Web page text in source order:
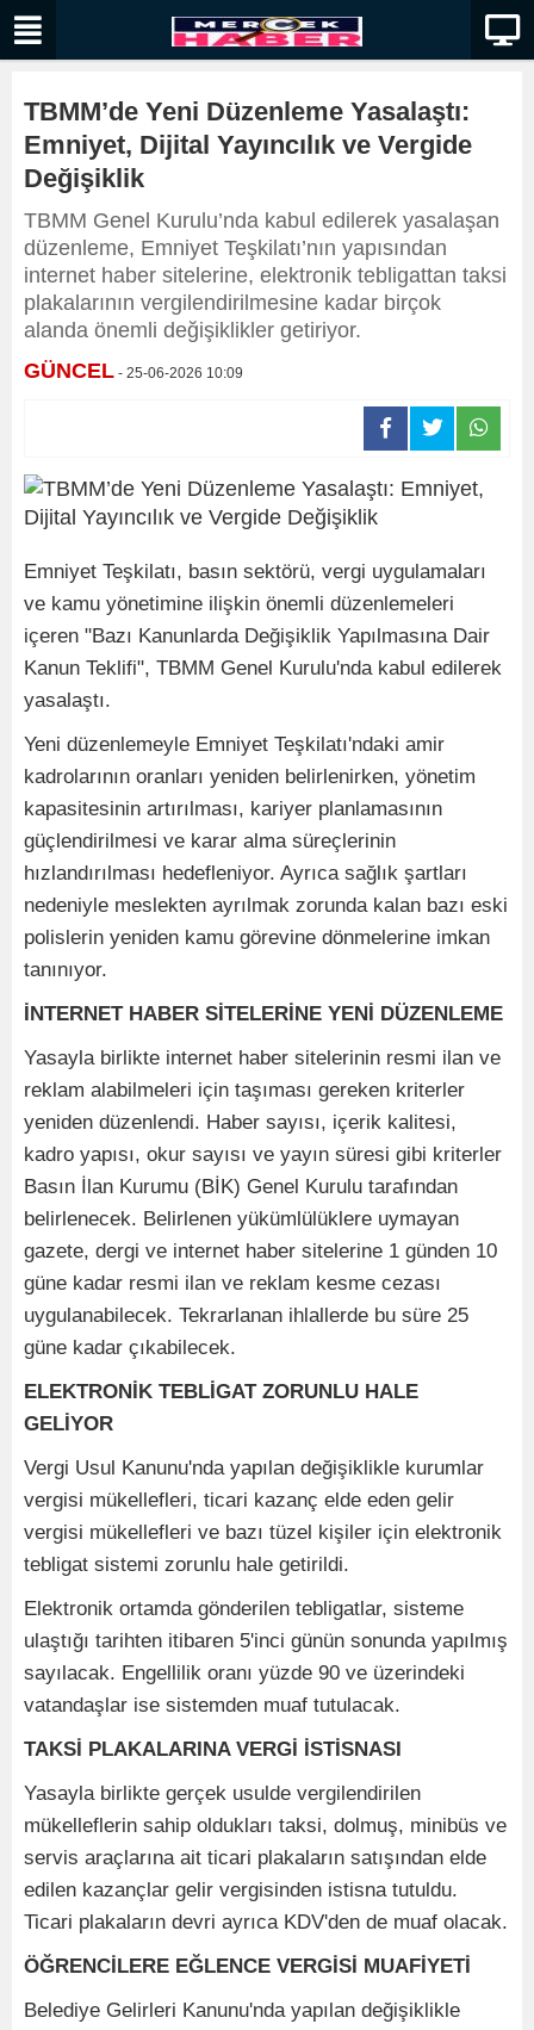
TBMM’de Yeni Düzenleme Yasalaştı:
Emniyet, Dijital Yayıncılık ve Vergide
Değişiklik
TBMM Genel Kurulu’nda kabul edilerek yasalaşan
düzenleme, Emniyet Teşkilatı’nın yapısından
internet haber sitelerine, elektronik tebligattan taksi
plakalarının vergilendirilmesine kadar birçok
alanda önemli değişiklikler getiriyor.
GÜNCEL - 25-06-2026 10:09
Emniyet Teşkilatı, basın sektörü, vergi uygulamaları
ve kamu yönetimine ilişkin önemli düzenlemeleri
içeren "Bazı Kanunlarda Değişiklik Yapılmasına Dair
Kanun Teklifi", TBMM Genel Kurulu'nda kabul edilerek
yasalaştı.
Yeni düzenlemeyle Emniyet Teşkilatı'ndaki amir
kadrolarının oranları yeniden belirlenirken, yönetim
kapasitesinin artırılması, kariyer planlamasının
güçlendirilmesi ve karar alma süreçlerinin
hızlandırılması hedefleniyor. Ayrıca sağlık şartları
nedeniyle meslekten ayrılmak zorunda kalan bazı eski
polislerin yeniden kamu görevine dönmelerine imkan
tanınıyor.
İNTERNET HABER SİTELERİNE YENİ DÜZENLEME
Yasayla birlikte internet haber sitelerinin resmi ilan ve
reklam alabilmeleri için taşıması gereken kriterler
yeniden düzenlendi. Haber sayısı, içerik kalitesi,
kadro yapısı, okur sayısı ve yayın süresi gibi kriterler
Basın İlan Kurumu (BİK) Genel Kurulu tarafından
belirlenecek. Belirlenen yükümlülüklere uymayan
gazete, dergi ve internet haber sitelerine 1 günden 10
güne kadar resmi ilan ve reklam kesme cezası
uygulanabilecek. Tekrarlanan ihlallerde bu süre 25
güne kadar çıkabilecek.
ELEKTRONİK TEBLİGAT ZORUNLU HALE
GELİYOR
Vergi Usul Kanunu'nda yapılan değişiklikle kurumlar
vergisi mükellefleri, ticari kazanç elde eden gelir
vergisi mükellefleri ve bazı tüzel kişiler için elektronik
tebligat sistemi zorunlu hale getirildi.
Elektronik ortamda gönderilen tebligatlar, sisteme
ulaştığı tarihten itibaren 5'inci günün sonunda yapılmış
sayılacak. Engellilik oranı yüzde 90 ve üzerindeki
vatandaşlar ise sistemden muaf tutulacak.
TAKSİ PLAKALARINA VERGİ İSTİSNASI
Yasayla birlikte gerçek usulde vergilendirilen
mükelleflerin sahip oldukları taksi, dolmuş, minibüs ve
servis araçlarına ait ticari plakaların satışından elde
edilen kazançlar gelir vergisinden istisna tutuldu.
Ticari plakaların devri ayrıca KDV'den de muaf olacak.
ÖĞRENCİLERE EĞLENCE VERGİSİ MUAFİYETİ
Belediye Gelirleri Kanunu'nda yapılan değişiklikle